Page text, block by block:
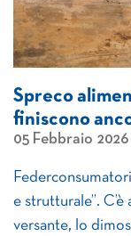
Spreco
finiscono
05 Febbraio 2026
e strutturale”.
versante, lo